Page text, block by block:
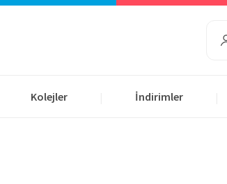
Kolejler İndirimler